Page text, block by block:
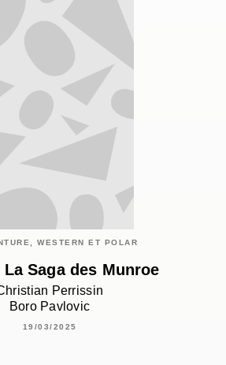
WESTERN ET POLAR
La Saga des Munroe
Perrissin
Boro Pavlovic
19/03/2025